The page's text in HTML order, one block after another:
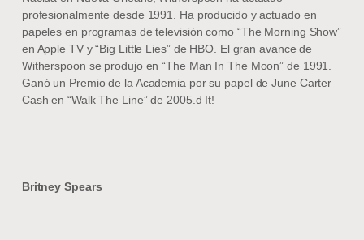
profesionalmente desde 1991. Ha producido y actuado en
papeles en programas de televisión como “The Morning Show”
en Apple TV y “Big Little Lies” de HBO. El gran avance de
Witherspoon se produjo en “The Man In The Moon” de 1991.
Ganó un Premio de la Academia por su papel de June Carter
Cash en “Walk The Line” de 2005.d It!
Britney Spears